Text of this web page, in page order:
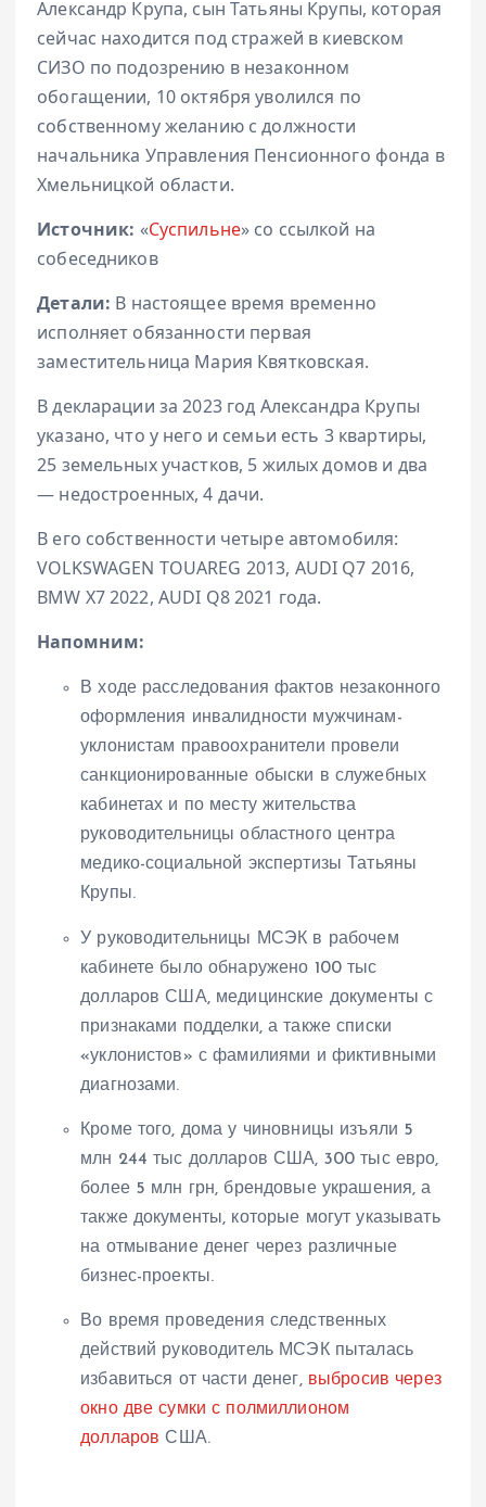
Александр Крупа, сын Татьяны Крупы, которая
сейчас находится под стражей в киевском
СИЗО по подозрению в незаконном
обогащении, 10 октября уволился по
собственному желанию с должности
начальника Управления Пенсионного фонда в
Хмельницкой области.
Источник: «Суспильне» со ссылкой на
собеседников
Детали: В настоящее время временно
исполняет обязанности первая
заместительница Мария Квятковская.
В декларации за 2023 год Александра Крупы
указано, что у него и семьи есть 3 квартиры,
25 земельных участков, 5 жилых домов и два
— недостроенных, 4 дачи.
В его собственности четыре автомобиля:
VOLKSWAGEN TOUAREG 2013, AUDI Q7 2016,
BMW X7 2022, AUDI Q8 2021 года.
Напомним:
В ходе расследования фактов незаконного
оформления инвалидности мужчинам-
уклонистам правоохранители провели
санкционированные обыски в служебных
кабинетах и по месту жительства
руководительницы областного центра
медико-социальной экспертизы Татьяны
Крупы.
У руководительницы МСЭК в рабочем
кабинете было обнаружено 100 тыс
долларов США, медицинские документы с
признаками подделки, а также списки
«уклонистов» с фамилиями и фиктивными
диагнозами.
Кроме того, дома у чиновницы изъяли 5
млн 244 тыс долларов США, 300 тыс евро,
более 5 млн грн, брендовые украшения, а
также документы, которые могут указывать
на отмывание денег через различные
бизнес-проекты.
Во время проведения следственных
действий руководитель МСЭК пыталась
избавиться от части денег, выбросив через
окно две сумки с полмиллионом
долларов США.